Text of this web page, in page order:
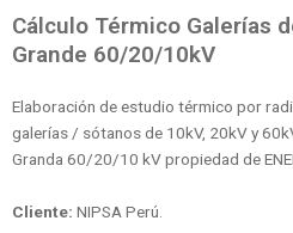
Cálculo Térmico Galerías
Grande 60/20/10kV
Elaboración de estudio térmico por
galerías / sótanos de 10kV, 20kV y
Granda 60/20/10 kV propiedad de
Cliente: NIPSA Perú.